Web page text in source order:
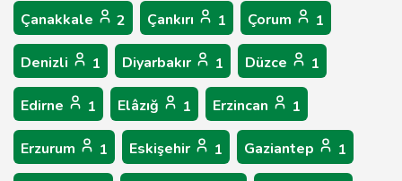
Çanakkale 2 Çankırı 1 Çorum 1
Denizli 1 Diyarbakır 1 Düzce 1
Edirne 1 Elâzığ 1 Erzincan 1
Erzurum 1 Eskişehir 1 Gaziantep 1